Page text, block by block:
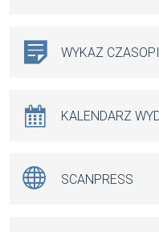
WYKAZ
KALENDARZ
SCANPRESS